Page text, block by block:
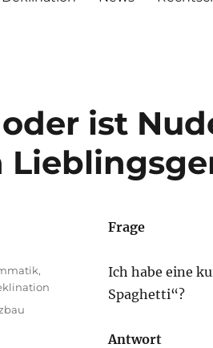
ist
Frage
Ich habe eine
Spaghetti“?
Antwort
,